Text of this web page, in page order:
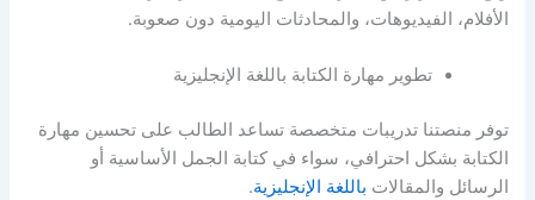
الأفلام، الفيديوهات، والمحادثات اليومية دون صعوبة.
تطوير مهارة الكتابة باللغة الإنجليزية
توفر منصتنا تدريبات متخصصة تساعد الطالب على تحسين مهارة
الكتابة بشكل احترافي، سواء في كتابة الجمل الأساسية أو
الرسائل والمقالات باللغة الإنجليزية.